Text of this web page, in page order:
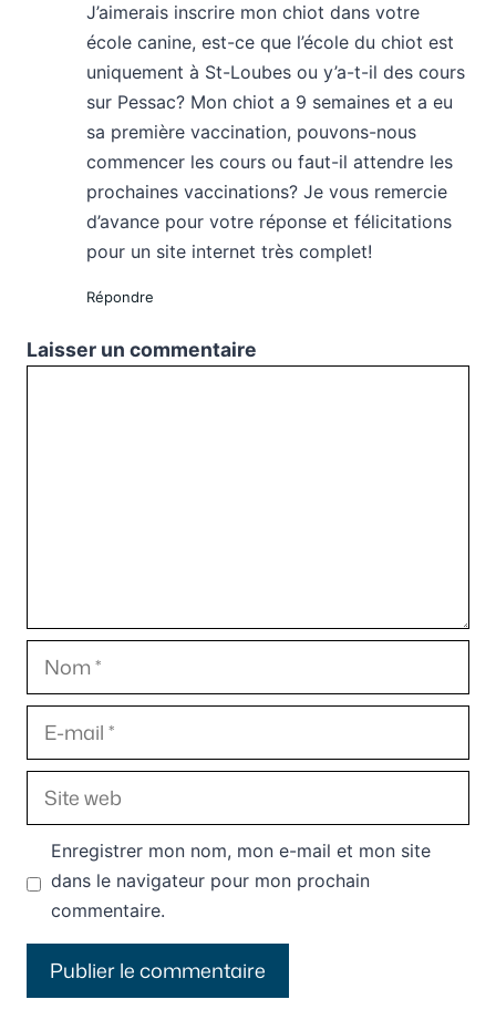
J’aimerais inscrire mon chiot dans votre
école canine, est-ce que l’école du chiot est
uniquement à St-Loubes ou y’a-t-il des cours
sur Pessac? Mon chiot a 9 semaines et a eu
sa première vaccination, pouvons-nous
commencer les cours ou faut-il attendre les
prochaines vaccinations? Je vous remercie
d’avance pour votre réponse et félicitations
pour un site internet très complet!
Répondre
Laisser un commentaire
Nom
E-
mail
Site
web
Enregistrer mon nom, mon e-mail et mon site
dans le navigateur pour mon prochain
commentaire.